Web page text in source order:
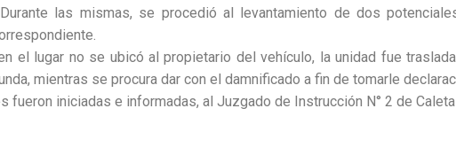
las mismas, se procedió al levantamiento de dos
el lugar no se ubicó al propietario del vehículo, la unidad fue
mientras se procura dar con el damnificado a fin de tomarle
fueron iniciadas e informadas, al Juzgado de Instrucción N° 2 de